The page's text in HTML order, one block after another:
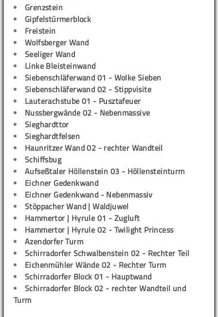
Grenzstein
Gipfelstürmerblock
Freistein
Wolfsberger Wand
Seeliger Wand
Linke Bleisteinwand
Siebenschläferwand 01 - Wolke Sieben
Siebenschläferwand 02 - Stippvisite
Lauterachstube 01 - Pusztafeuer
Nussbergwände 02 - Nebenmassive
Sieghardttor
Sieghardtfelsen
Haunritzer Wand 02 - rechter Wandteil
Schiffsbug
Aufseßtaler Höllenstein 03 - Höllensteinturm
Eichner Gedenkwand
Eichner Gedenkwand - Nebenmassiv
Stöppacher Wand | Waldjuwel
Hammertor | Hyrule 01 - Zugluft
Hammertor | Hyrule 02 - Twilight Princess
Azendorfer Turm
Schirradorfer Schwalbenstein 02 - Rechter Teil
Eichenmühler Wände 02 - Rechter Turm
Schirradorfer Block 01 - Hauptwand
Schirradorfer Block 02 - rechter Wandteil und
Turm